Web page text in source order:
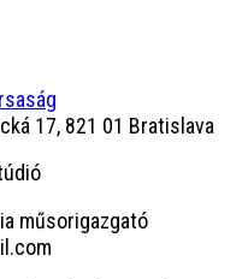
17, 821 01 Bratislava
műsorigazgató